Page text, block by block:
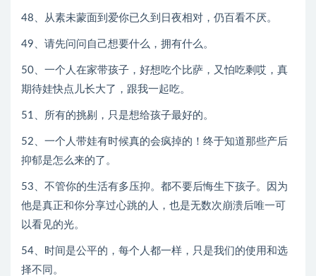
48、从素未蒙面到爱你已久到日夜相对，仍百看不厌。
49、请先问问自己想要什么，拥有什么。
50、一个人在家带孩子，好想吃个比萨，又怕吃剩哎，真
期待娃快点儿长大了，跟我一起吃。
51、所有的挑剔，只是想给孩子最好的。
52、一个人带娃有时候真的会疯掉的！终于知道那些产后
抑郁是怎么来的了。
53、不管你的生活有多压抑。都不要后悔生下孩子。因为
他是真正和你分享过心跳的人，也是无数次崩溃后唯一可
以看见的光。
54、时间是公平的，每个人都一样，只是我们的使用和选
择不同。